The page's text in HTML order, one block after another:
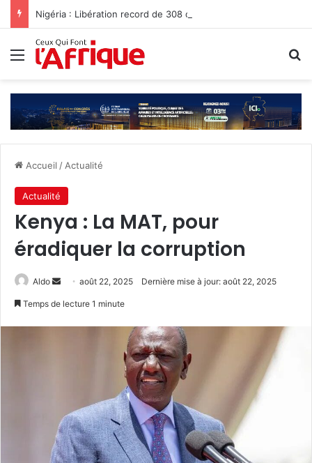
Menu
Accueil / Actualité
Actualité
Kenya : La MAT, pour
éradiquer la corruption
Aldo
Envoyeraoût 22, 2025 Dernière mise à jour: août 22, 2025
Temps de lecture 1 minute